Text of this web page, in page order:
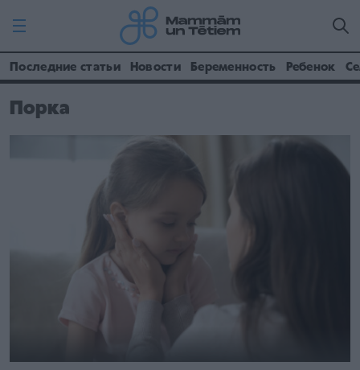
Последние статьи Новости Беременность Ребенок
Порка